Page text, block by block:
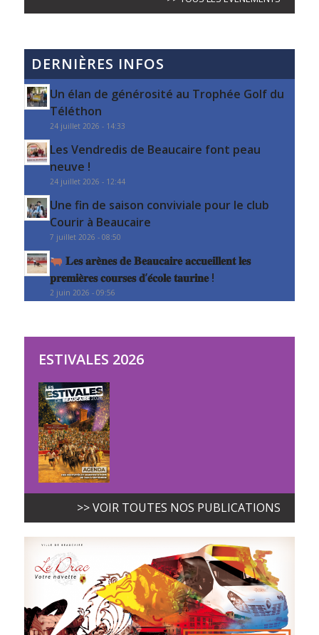
DERNIÈRES INFOS
Un élan de générosité au Trophée Golf du
Téléthon
24 juillet 2026 - 14:33
Les Vendredis de Beaucaire font peau
neuve !
24 juillet 2026 - 12:44
Une fin de saison conviviale pour le club
Courir à Beaucaire
7 juillet 2026 - 08:50
𝐋𝐞𝐬 𝐚𝐫𝐞̀𝐧𝐞𝐬 𝐝𝐞 𝐁𝐞𝐚𝐮𝐜𝐚𝐢𝐫𝐞 𝐚𝐜𝐜𝐮𝐞𝐢𝐥𝐥𝐞𝐧𝐭 𝐥𝐞𝐬
𝐩𝐫𝐞𝐦𝐢𝐞̀𝐫𝐞𝐬 𝐜𝐨𝐮𝐫𝐬𝐞𝐬 𝐝’𝐞́𝐜𝐨𝐥𝐞 𝐭𝐚𝐮𝐫𝐢𝐧𝐞 !
2 juin 2026 - 09:56
ESTIVALES 2026
>> VOIR TOUTES NOS PUBLICATIONS